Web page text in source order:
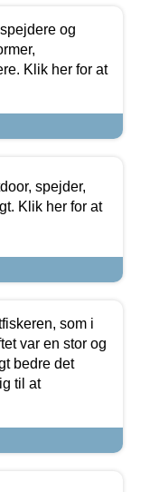
og
Klik her for at
spejder,
Klik her for at
som i
var en stor og
bedre det
til at